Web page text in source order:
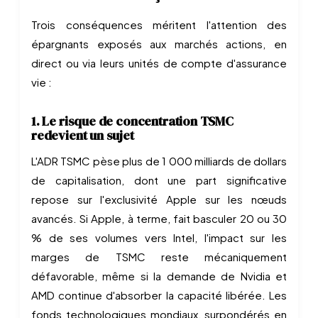
Trois conséquences méritent l'attention des
épargnants exposés aux marchés actions, en
direct ou via leurs unités de compte d'assurance
vie :
1. Le risque de concentration TSMC
redevient un sujet
L'ADR TSMC pèse plus de 1 000 milliards de dollars
de capitalisation, dont une part significative
repose sur l'exclusivité Apple sur les nœuds
avancés. Si Apple, à terme, fait basculer 20 ou 30
% de ses volumes vers Intel, l'impact sur les
marges de TSMC reste mécaniquement
défavorable, même si la demande de Nvidia et
AMD continue d'absorber la capacité libérée. Les
fonds technologiques mondiaux, surpondérés en